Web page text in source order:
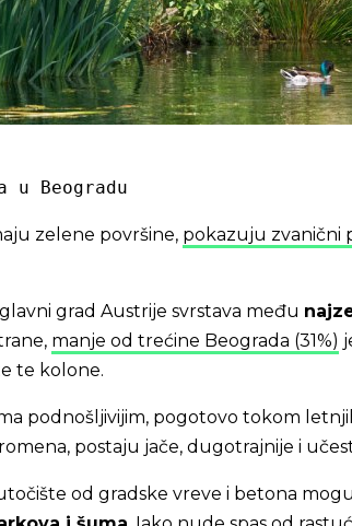
u Beogradu
zelene površine, pokazuju zvanični
grad Austrije svrstava među
manje od trećine Beograda (31%)
te kolone.
podnošljivijim, pogotovo tokom
postaju jače, dugotrajnije i
od gradske vreve i betona mogu